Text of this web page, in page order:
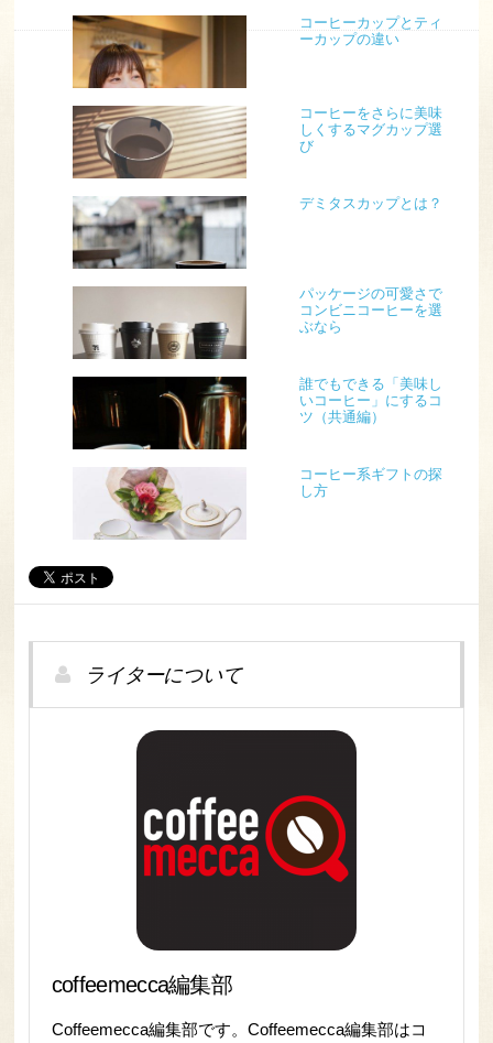
コーヒーカップとティ
ーカップの違い
コーヒーをさらに美味
しくするマグカップ選
び
デミタスカップとは？
パッケージの可愛さで
コンビニコーヒーを選
ぶなら
誰でもできる「美味し
いコーヒー」にするコ
ツ（共通編）
コーヒー系ギフトの探
し方
ライターについて
coffeemecca編集部
Coffeemecca編集部です。Coffeemecca編集部はコ